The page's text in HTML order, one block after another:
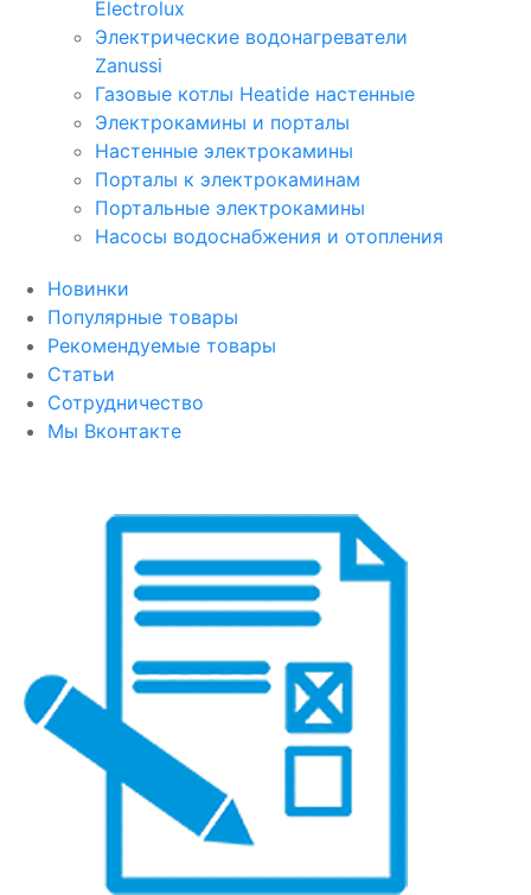
Electrolux
Электрические водонагреватели
Zanussi
Газовые котлы Heatide настенные
Электрокамины и порталы
Настенные электрокамины
Порталы к электрокаминам
Портальные электрокамины
Насосы водоснабжения и отопления
Новинки
Популярные товары
Рекомендуемые товары
Статьи
Сотрудничество
Мы Вконтакте